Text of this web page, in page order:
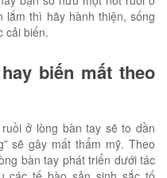
lắm thì hãy hành thiện, sống
cải biến.
biến mất theo
ở lòng bàn tay sẽ to dần
sẽ gây mất thẩm mỹ. Theo
bàn tay phát triển dưới tác